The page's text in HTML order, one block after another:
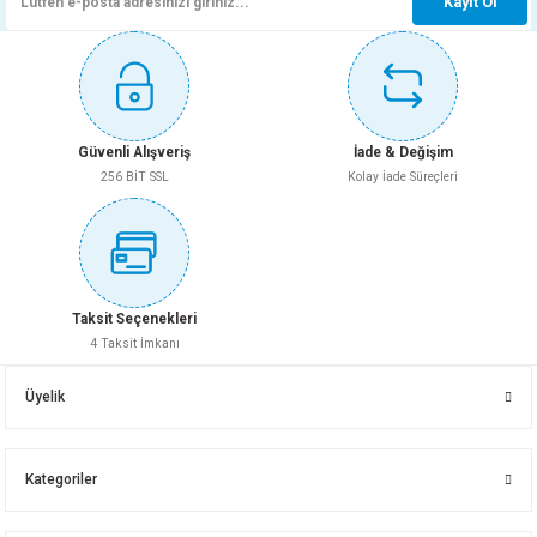
Bağlantı
Uyumlu PVC Ek Parçaları ile
Not:
Et kalınlığı, seri sınıfı, conta tipi, üretim standardı (TS EN), çalışma sıcaklığı ve
diğer teknik özellikler ürün serisine göre değişiklik gösterebildiğinden, üreticinin
resmi teknik dokümanında doğrulanmayan bilgiler tabloya eklenmemiştir.
Whatsapp İletişim Whatsapp İletişim
125X3000 PVC BORU DUBLEX
Whatsapp İletişim
125X250 PVC 3.2 Dublex Boru
Güvenli Alışveriş
256 BİT SSL
İade & Değişim
Kolay İade Süreçleri
Taksit Seçenekleri
4 Taksit İmkanı
Üyelik
Kategoriler